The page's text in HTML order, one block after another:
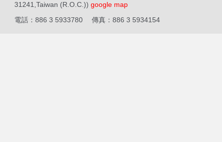
31241,Taiwan (R.O.C.)) google map
電話：886 3 5933780 傳真：886 3 5934154